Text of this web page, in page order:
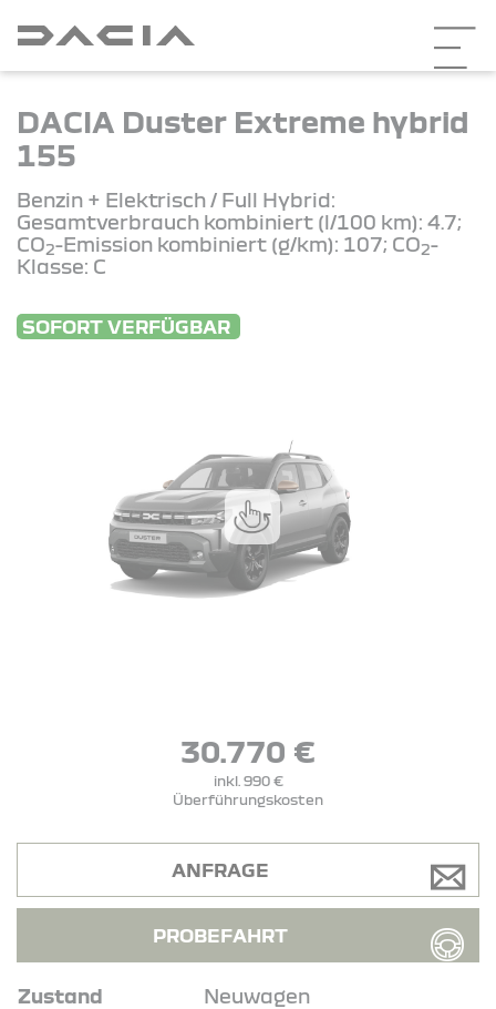
DACIA Duster Extreme hybrid
155
Benzin + Elektrisch / Full Hybrid:
Gesamtverbrauch kombiniert (l/100 km): 4.7;
CO2-Emission kombiniert (g/km): 107; CO2-
Klasse: C
SOFORT VERFÜGBAR
30.770 €
inkl. 990 €
Überführungskosten
Zustand Neuwagen
ANFRAGE
PROBEFAHRT